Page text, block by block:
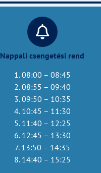
Nappali csengetési rend
1. 08:00 – 08:45
2. 08:55 – 09:40
3. 09:50 – 10:35
4. 10:45 – 11:30
5. 11:40 – 12:25
6. 12:45 – 13:30
7. 13:50 – 14:35
8. 14:40 – 15:25